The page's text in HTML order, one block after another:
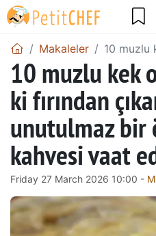
Makaleler 10 muzlu
10 muzlu kek
ki fırından
unutulmaz bir
kahvesi vaat
Friday 27 March 2026 10:00 -